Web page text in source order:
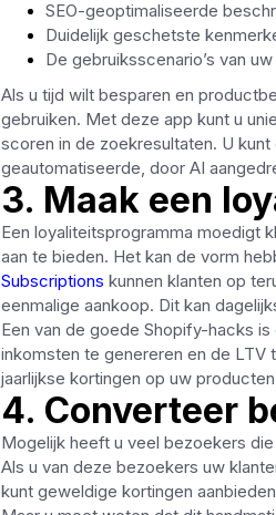
SEO-geoptimaliseerde
Duidelijk geschetste
De gebruiksscenario’s van
Als u tijd wilt besparen en
gebruiken. Met deze app kunt u
scoren in de zoekresultaten. U
geautomatiseerde, door AI
3. Maak een
Een loyaliteitsprogramma moedigt
aan te bieden. Het kan de vorm
Subscriptions kunnen klanten op
eenmalige aankoop. Dit kan
Een van de goede Shopify-hacks
inkomsten te genereren en de LTV
jaarlijkse kortingen op uw
4. Converteer
Mogelijk heeft u veel bezoekers
Als u van deze bezoekers uw
kunt geweldige kortingen